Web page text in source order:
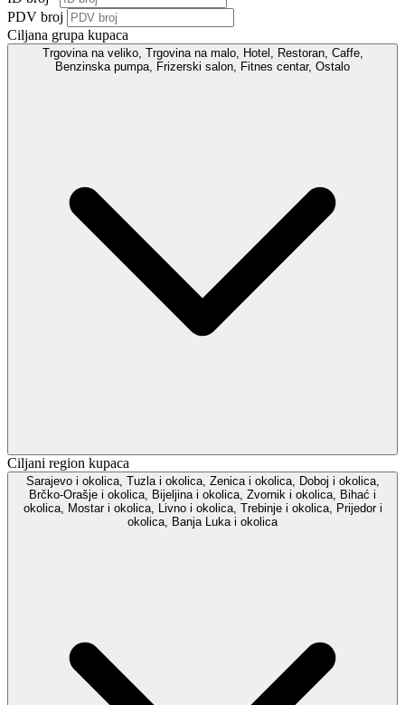
PDV broj
Ciljana grupa kupaca
Trgovina na veliko, Trgovina na malo, Hotel, Restoran, Caffe,
Benzinska pumpa, Frizerski salon, Fitnes centar, Ostalo
Ciljani region kupaca
Sarajevo i okolica, Tuzla i okolica, Zenica i okolica, Doboj i okolica,
Brčko-Orašje i okolica, Bijeljina i okolica, Zvornik i okolica, Bihać i
okolica, Mostar i okolica, Livno i okolica, Trebinje i okolica, Prijedor i
okolica, Banja Luka i okolica